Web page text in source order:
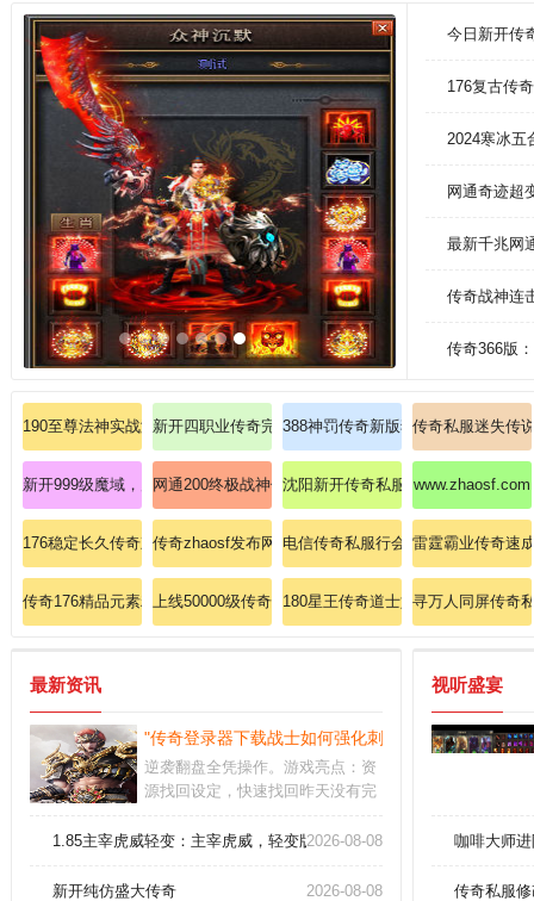
今日新开传
176复古传
2024寒冰五
网通奇迹超
最新千兆网
传奇战神连
传奇366版
190至尊法神实战测评道士幽灵盾技巧新开四职业传奇完全手册：法师雷电术如何瞬秒全图精
388神罚传奇新版独家解析法师火墙
传奇私服迷失传
新开999级魔域，震撼掉落灭世之刃(暴击)！
网通200终极战神传奇：不可错过的至尊麻痹戒指
沈阳新开传奇私服：探索沈阳，传
www.zhaosf.com
176稳定长久传奇刺客怎样增进疾光电影。
传奇zhaosf发布网 电信传奇私服行会测评:上海新开单
雷霆霸业传奇速
传奇176精品元素粗略分析法师英雄幽灵盾
上线50000级传奇道士如何能修炼英雄无极真气。
180星王传奇道士如何速成英雄无极
寻万人同屏传奇
最新资讯
"传奇登录器下载战士如何强化刺杀剑术！"
逆袭翻盘全凭操作。游戏亮点：资
源找回设定，快速找回昨天没有完
多种模式玩法任你选择，娱乐或激
择。
1.85主宰虎威轻变：主宰虎威，轻变版本，传奇新纪元由你主导！
2026-08-08
新开纯仿盛大传奇 2026-08-08
视听盛宴
咖啡大师
传奇私服